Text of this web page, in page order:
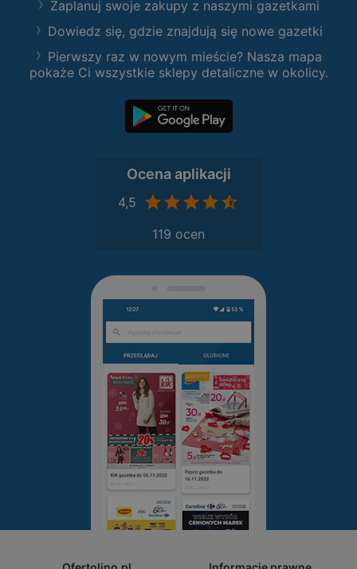
Zaplanuj swoje zakupy z naszymi gazetkami
Dowiedz się, gdzie znajdują się nowe gazetki
Pierwszy raz w nowym mieście? Nasza mapa
pokaże Ci wszystkie sklepy detaliczne w okolicy.
Ocena aplikacji
4,5
119 ocen